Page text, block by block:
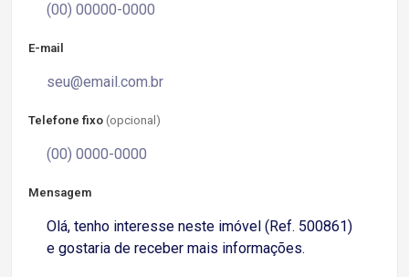
E-mail
Telefone fixo (opcional)
Mensagem